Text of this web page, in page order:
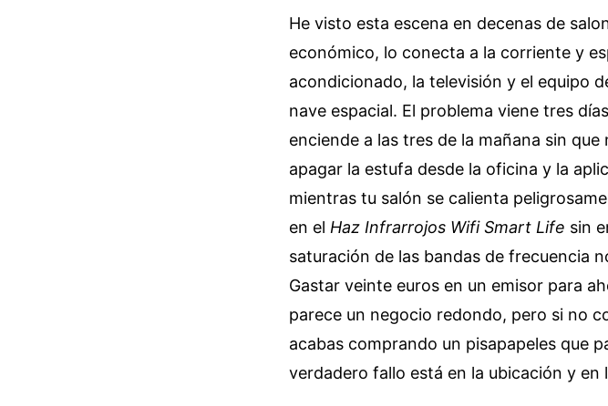
He visto esta escena en decenas de
económico, lo conecta a la corriente y
acondicionado, la televisión y el equipo
nave espacial. El problema viene tres
enciende a las tres de la mañana sin
apagar la estufa desde la oficina y la
mientras tu salón se calienta
en el Haz Infrarrojos Wifi Smart Life sin
saturación de las bandas de frecuencia
Gastar veinte euros en un emisor para
parece un negocio redondo, pero si no
acabas comprando un pisapapeles que
verdadero fallo está en la ubicación y en